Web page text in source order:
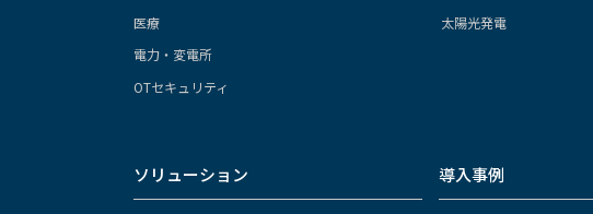
医療
電力・変電所
OTセキュリティ
太陽光発電
ソリューション 導入事例